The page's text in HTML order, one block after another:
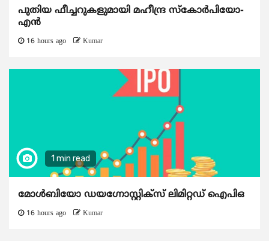
പുതിയ ഫീച്ചറുകളുമായി മഹീന്ദ്ര സ്കോർപിയോ-
എൻ
16 hours ago Kumar
1 min read
മോൾബിയോ ഡയഗ്നോസ്റ്റിക്സ് ലിമിറ്റഡ് ഐപിഒ
16 hours ago Kumar